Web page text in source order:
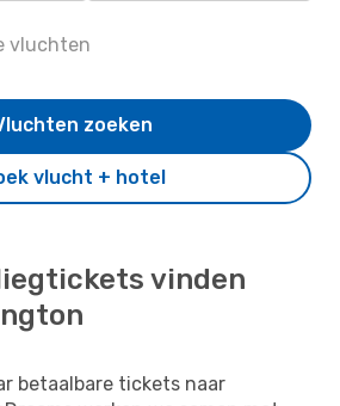
vluchten
vlucht + hotel
zoeken
vinden
betaalbare tickets naar